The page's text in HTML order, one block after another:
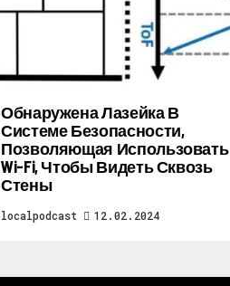
Обнаружена Лазейка В
Системе Безопасности,
Позволяющая Использовать
Wi-Fi, Чтобы Видеть Сквозь
Стены
localpodcast 12.02.2024